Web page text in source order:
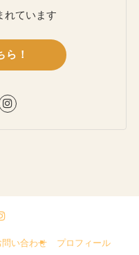
れています
ら！
問い合わせ プロフィール